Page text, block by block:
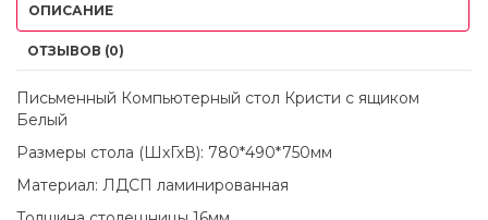
ОПИСАНИЕ
ОТЗЫВОВ (0)
Письменный Компьютерный стол Кристи с ящиком
Белый
Размеры стола (ШхГхВ): 780*490*750мм
Материал: ЛДСП ламинированная